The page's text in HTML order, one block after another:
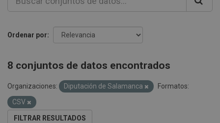
Ordenar por
8 conjuntos de datos encontrados
Organizaciones: Diputación de Salamanca
Formatos:
CSV
FILTRAR RESULTADOS